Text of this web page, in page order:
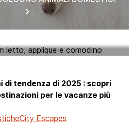
di tendenza di 2025 : scopri
per le vacanze più
City Escapes